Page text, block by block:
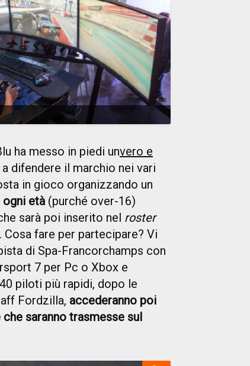
ha messo in piedi unvero e
difendere il marchio nei vari
in gioco organizzando un
età (purché over-16)
sarà poi inserito nel roster
fare per partecipare? Vi
di Spa-Francorchamps con
7 per Pc o Xbox e
piloti più rapidi, dopo le
Fordzilla, accederanno poi
saranno trasmesse sul